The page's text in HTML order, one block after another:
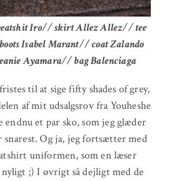
Iro// skirt Allez Allez// tee
Isabel Marant// coat Zalando
Ayamara// bag Balenciaga
til at sige fifty shades of grey,
af mit udsalgsrov fra Youheshe
endnu et par sko, som jeg glæder
Og ja, jeg fortsætter med
uniformen, som en læser
;) I øvrigt så dejligt med de